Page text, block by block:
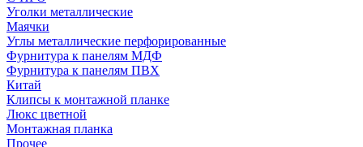
Уголки металлические
Маячки
Углы металлические перфорированные
Фурнитура к панелям МДФ
Фурнитура к панелям ПВХ
Китай
Клипсы к монтажной планке
Люкс цветной
Монтажная планка
Прочее